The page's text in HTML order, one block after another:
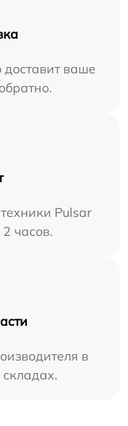
ваше
Pulsar
часов.
в